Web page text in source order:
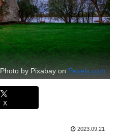
Photo by Pixabay on Pexels.com
X
2023.09.21